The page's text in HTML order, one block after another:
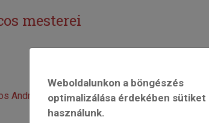
mesterei
András
Weboldalunkon a böngészés
optimalizálása érdekében sütiket
használunk.